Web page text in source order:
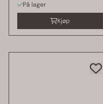
På lager
Kjøp